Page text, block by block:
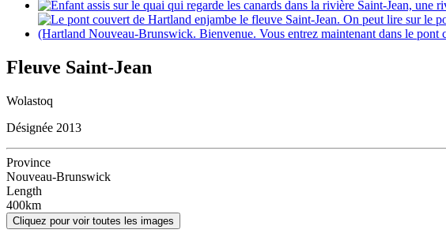
Fleuve Saint-Jean
Wolastoq
Désignée 2013
Province
Nouveau-Brunswick
Length
400km
Cliquez pour voir toutes les images